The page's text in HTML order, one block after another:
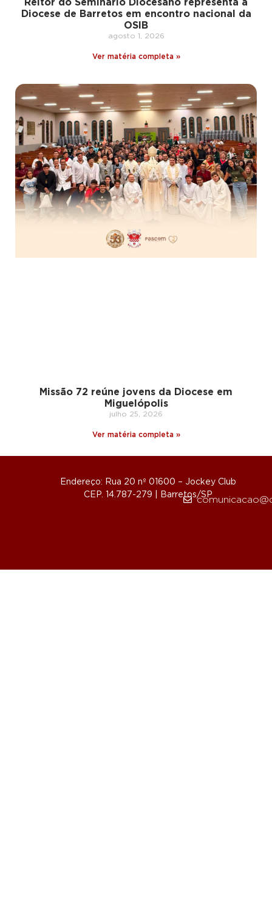
Diocese de Barretos em encontro nacional da
OSIB
agosto 1, 2026
Ver matéria completa »
Missão 72 reúne jovens da Diocese em
Miguelópolis
julho 25, 2026
Ver matéria completa »
Endereço: Rua 20 nº 01600 – Jockey Club
CEP. 14.787-279 | Barretos/SP